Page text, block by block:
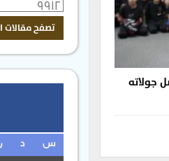
جولاته
س د